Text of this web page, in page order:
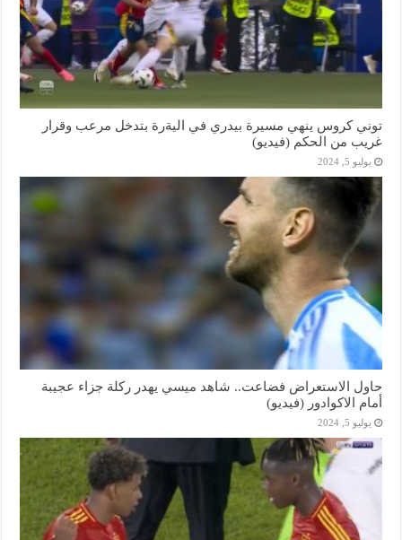
توني كروس ينهي مسيرة بيدري في اليةرة بتدخل مرعب وقرار
غريب من الحكم (فيديو)
يوليو 5, 2024
حاول الاستعراض فضاعت.. شاهد ميسي يهدر ركلة جزاء عجيبة
أمام الاكوادور (فيديو)
يوليو 5, 2024